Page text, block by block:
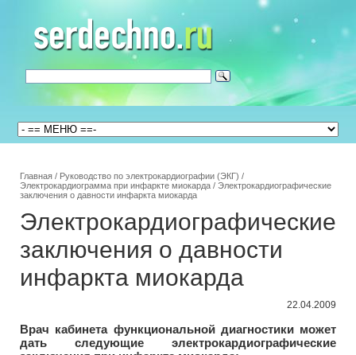
Главная / Руководство по электрокардиографии (ЭКГ) /
Электрокардиограмма при инфаркте миокарда / Электрокардиографические
заключения о давности инфаркта миокарда
Электрокардиографические
заключения о давности
инфаркта миокарда
22.04.2009
Врач кабинета функциональной диагностики может
дать следующие электрокардиографические